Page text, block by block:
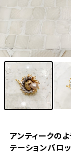
アンティークの
テーションバロ